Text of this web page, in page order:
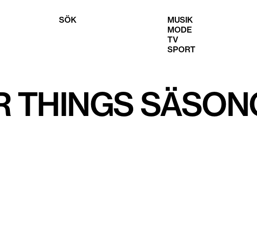
SÖK
MUSIK
MODE
TV
SPORT
THINGS